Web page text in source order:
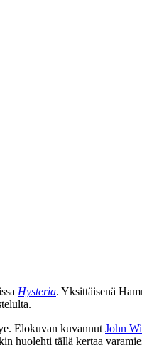
Hysteria. Yksittäisenä
. Elokuvan kuvannut John
huolehti tällä kertaa